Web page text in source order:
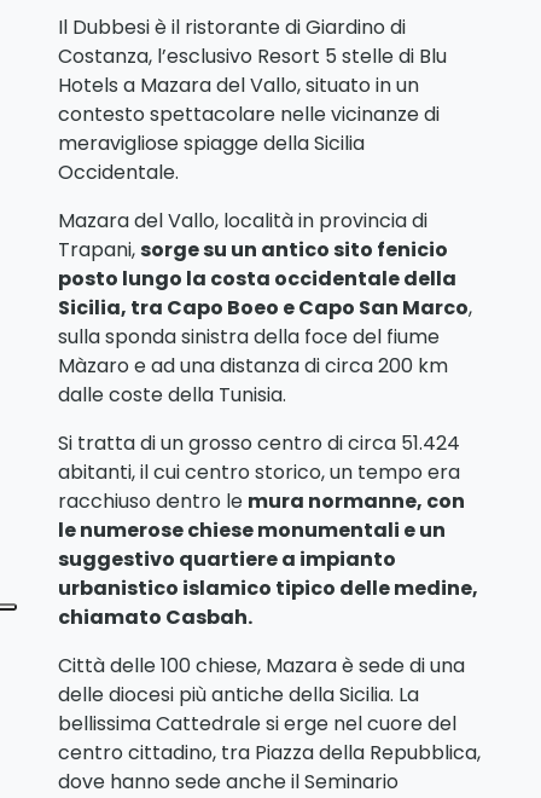
Il Dubbesi è il ristorante di Giardino di
Costanza, l’esclusivo Resort 5 stelle di Blu
Hotels a Mazara del Vallo, situato in un
contesto spettacolare nelle vicinanze di
meravigliose spiagge della Sicilia
Occidentale.
Mazara del Vallo, località in provincia di
Trapani,sorge su un antico sito fenicio
posto lungo la costa occidentale della
Sicilia, tra Capo Boeo e Capo San Marco,
sulla sponda sinistra della foce del fiume
Màzaro e ad una distanza di circa 200 km
dalle coste della Tunisia.
Si tratta di un grosso centro di circa 51.424
abitanti, il cui centro storico, un tempo era
racchiuso dentro le mura normanne, con
le numerose chiese monumentali e un
suggestivo quartiere a impianto
urbanistico islamico tipico delle medine,
chiamato Casbah.
Città delle 100 chiese, Mazara è sede di una
delle diocesi più antiche della Sicilia. La
bellissima Cattedrale si erge nel cuore del
centro cittadino, tra Piazza della Repubblica,
dove hanno sede anche il Seminario